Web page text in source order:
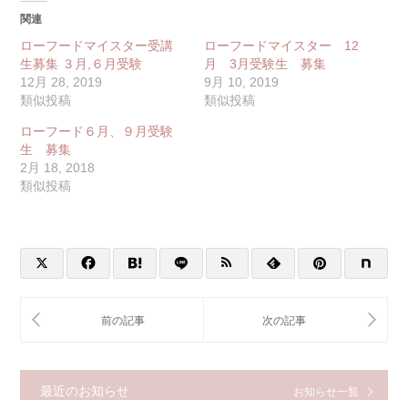
関連
ローフードマイスター受講
生募集 ３月,６月受験
12月 28, 2019
類似投稿
ローフードマイスター 12
月 3月受験生 募集
9月 10, 2019
類似投稿
ローフード６月、９月受験
生 募集
2月 18, 2018
類似投稿
最近のお知らせ お知らせ一覧